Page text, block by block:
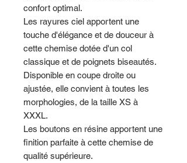
confort optimal.
Les rayures ciel apportent une
touche d'élégance et de douceur à
cette chemise dotée d'un col
classique et de poignets biseautés.
Disponible en coupe droite ou
ajustée, elle convient à toutes les
morphologies, de la taille XS à
XXXL.
Les boutons en résine apportent une
finition parfaite à cette chemise de
qualité supérieure.